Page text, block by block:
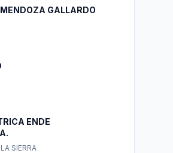
GALLARDO
ENDE
SIERRA